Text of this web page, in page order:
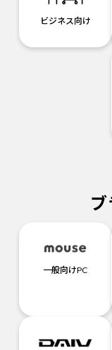
ビジネス向け
一般向けPC